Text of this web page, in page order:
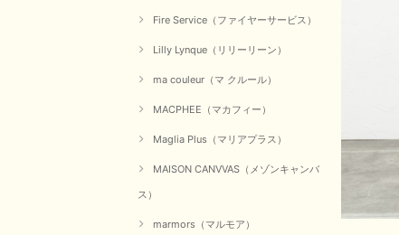
Fire Service（ファイヤーサービス）
Lilly Lynque（リリーリーン）
ma couleur（マ クルール）
MACPHEE（マカフィー）
Maglia Plus（マリアプラス）
MAISON CANVVAS（メゾンキャンバ
ス）
marmors（マルモア）